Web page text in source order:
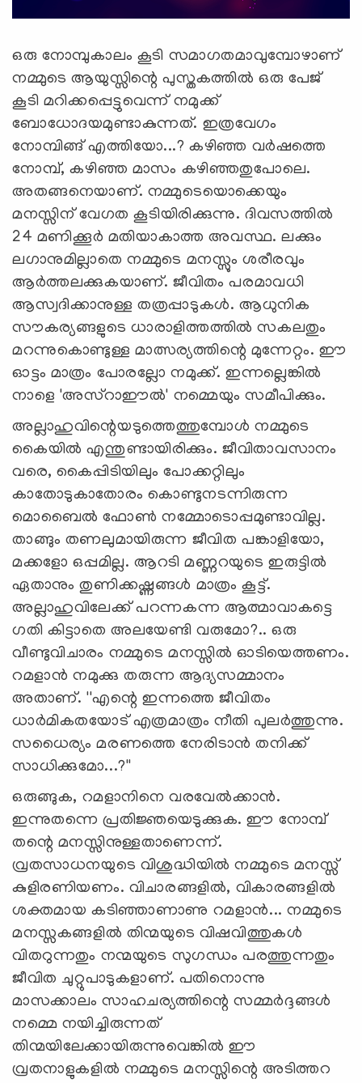
ഒരു നോമ്പുകാലം കൂടി സമാഗതമാവുമ്പോഴാണ്
നമ്മുടെ ആയുസ്സിന്റെ പുസ്തകത്തില്‍ ഒരു പേജ്
കൂടി മറിക്കപ്പെട്ടുവെന്ന് നമുക്ക്
ബോധോദയമുണ്ടാകുന്നത്. ഇത്രവേഗം
നോമ്പിങ്ങ് എത്തിയോ...? കഴിഞ്ഞ വര്‍ഷത്തെ
നോമ്പ്, കഴിഞ്ഞ മാസം കഴിഞ്ഞതുപോലെ.
അതങ്ങനെയാണ്. നമ്മുടെയൊക്കെയും
മനസ്സിന് വേഗത കൂടിയിരിക്കുന്നു. ദിവസത്തില്‍
24 മണിക്കൂര്‍ മതിയാകാത്ത അവസ്ഥ. ലക്കും
ലഗാനുമില്ലാതെ നമ്മുടെ മനസ്സും ശരീരവും
ആര്‍ത്തലക്കുകയാണ്. ജീവിതം പരമാവധി
ആസ്വദിക്കാനുള്ള തത്രപ്പാടുകള്‍. ആധുനിക
സൗകര്യങ്ങളുടെ ധാരാളിത്തത്തില്‍ സകലതും
മറന്നുകൊണ്ടുള്ള മാത്സര്യത്തിന്റെ മുന്നേറ്റം. ഈ
ഓട്ടം മാത്രം പോരല്ലോ നമുക്ക്. ഇന്നല്ലെങ്കില്‍
നാളെ 'അസ്‌റാഈല്‍' നമ്മെയും സമീപിക്കും.
അല്ലാഹുവിന്റെയടുത്തെത്തുമ്പോള്‍ നമ്മുടെ
കൈയില്‍ എന്തുണ്ടായിരിക്കും. ജീവിതാവസാനം
വരെ, കൈപ്പിടിയിലും പോക്കറ്റിലും
കാതോടുകാതോരം കൊണ്ടുനടന്നിരുന്ന
മൊബൈല്‍ ഫോണ്‍ നമ്മോടൊപ്പമുണ്ടാവില്ല.
താങ്ങും തണലുമായിരുന്ന ജീവിത പങ്കാളിയോ,
മക്കളോ ഒപ്പമില്ല. ആറടി മണ്ണറയുടെ ഇരുട്ടില്‍
ഏതാനും തുണിക്കഷ്ണങ്ങള്‍ മാത്രം കൂട്ട്.
അല്ലാഹുവിലേക്ക് പറന്നകന്ന ആത്മാവാകട്ടെ
ഗതി കിട്ടാതെ അലയേണ്ടി വരുമോ?.. ഒരു
വീണ്ടുവിചാരം നമ്മുടെ മനസ്സില്‍ ഓടിയെത്തണം.
റമളാന്‍ നമുക്കു തരുന്ന ആദ്യസമ്മാനം
അതാണ്. ''എന്റെ ഇന്നത്തെ ജീവിതം
ധാര്‍മികതയോട് എത്രമാത്രം നീതി പുലര്‍ത്തുന്നു.
സധൈര്യം മരണത്തെ നേരിടാന്‍ തനിക്ക്
സാധിക്കുമോ...?''
ഒരുങ്ങുക, റമളാനിനെ വരവേല്‍ക്കാന്‍.
ഇന്നുതന്നെ പ്രതിജ്ഞയെടുക്കുക. ഈ നോമ്പ്
തന്റെ മനസ്സിനുള്ളതാണെന്ന്.
വ്രതസാധനയുടെ വിശുദ്ധിയില്‍ നമ്മുടെ മനസ്സ്
കുളിരണിയണം. വിചാരങ്ങളില്‍, വികാരങ്ങളില്‍
ശക്തമായ കടിഞ്ഞാണാണു റമളാന്‍... നമ്മുടെ
മനസ്സകങ്ങളില്‍ തിന്മയുടെ വിഷവിത്തുകള്‍
വിതറുന്നതും നന്മയുടെ സുഗന്ധം പരത്തുന്നതും
ജീവിത ചുറ്റുപാടുകളാണ്. പതിനൊന്നു
മാസക്കാലം സാഹചര്യത്തിന്റെ സമ്മര്‍ദ്ദങ്ങള്‍
നമ്മെ നയിച്ചിരുന്നത്
തിന്മയിലേക്കായിരുന്നുവെങ്കില്‍ ഈ
വ്രതനാളുകളില്‍ നമ്മുടെ മനസ്സിന്റെ അടിത്തറ